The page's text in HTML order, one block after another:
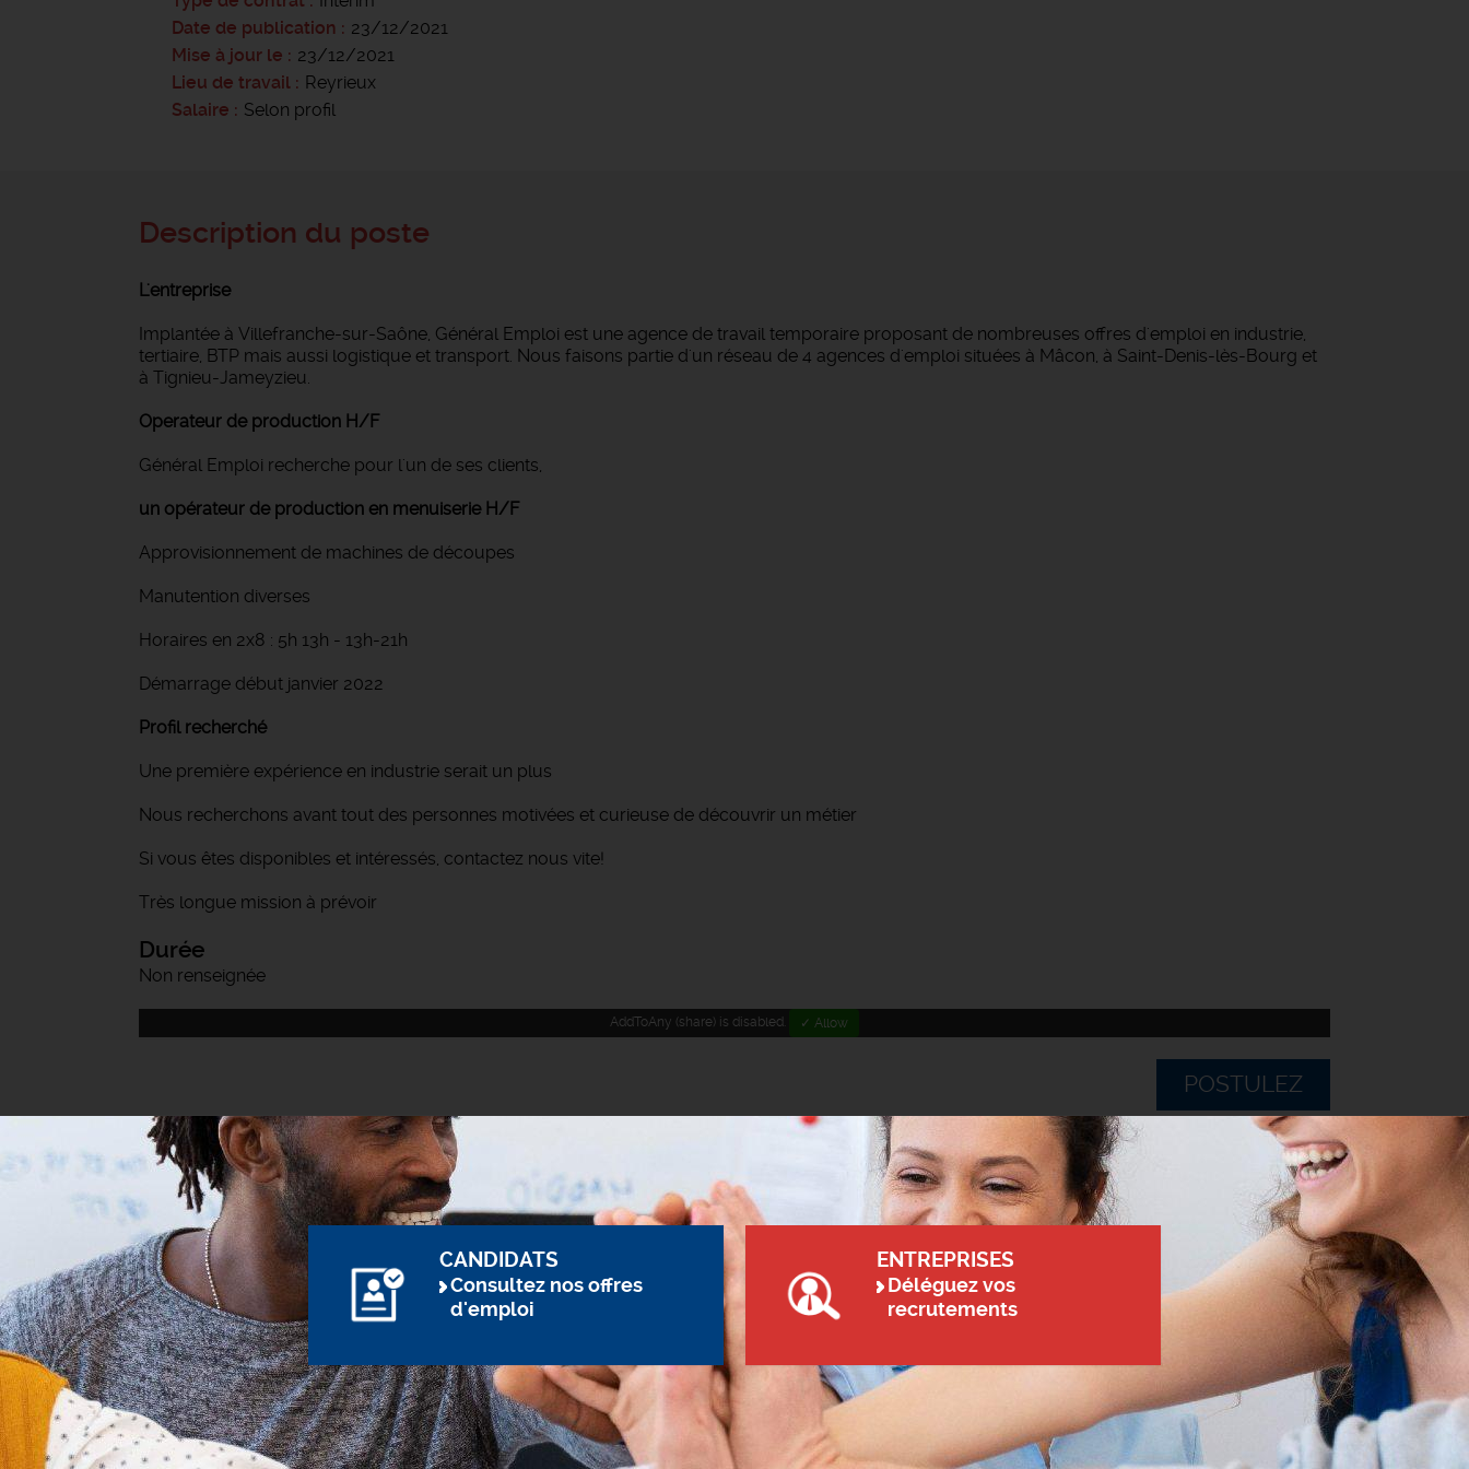
Date de publication
23/12/2021
Mise à jour le
23/12/2021
Lieu de travail
Reyrieux
Salaire
Selon profil
Description du poste
L'entreprise
Implantée à Villefranche-sur-Saône, Général Emploi est une agence de travail temporaire proposant de nombreuses offres d'emploi en industrie,
tertiaire, BTP mais aussi logistique et transport. Nous faisons partie d'un réseau de 4 agences d'emploi situées à Mâcon, à Saint-Denis-lès-Bourg et
à Tignieu-Jameyzieu.
Operateur de production H/F
Général Emploi recherche pour l'un de ses clients,
un opérateur de production en menuiserie H/F
Approvisionnement de machines de découpes
Manutention diverses
Horaires en 2x8 : 5h 13h - 13h-21h
Démarrage début janvier 2022
Profil recherché
Une première expérience en industrie serait un plus
Nous recherchons avant tout des personnes motivées et curieuse de découvrir un métier
Si vous êtes disponibles et intéressés, contactez nous vite!
Très longue mission à prévoir
Durée
Non renseignée
AddToAny (share) is disabled. ✓ Allow
POSTULEZ
CANDIDATS
Consultez nos offres
d'emploi
ENTREPRISES
Déléguez vos
recrutements